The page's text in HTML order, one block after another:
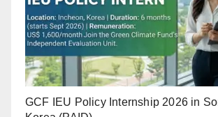
GCF IEU Policy Internship 2026 in